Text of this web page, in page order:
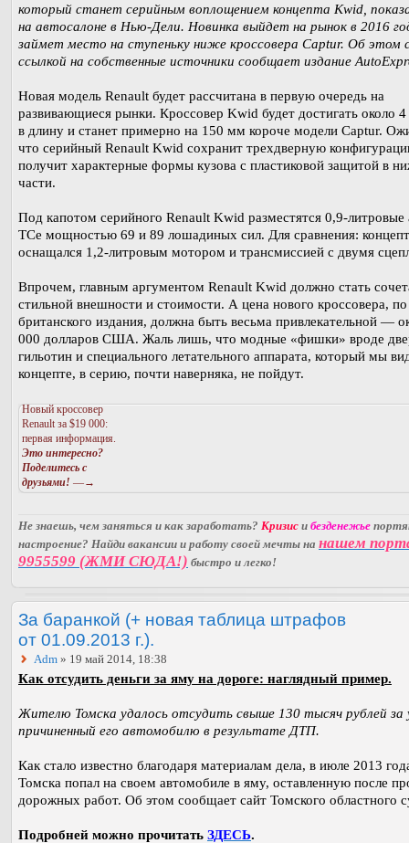
который станет серийным воплощением концепта Kwid,
на автосалоне в Нью-Дели. Новинка выйдет на рынок в 2016
займет место на ступеньку ниже кроссовера Captur. Об этом
ссылкой на собственные источники сообщает издание
Новая модель Renault будет рассчитана в первую очередь на
развивающиеся рынки. Кроссовер Kwid будет достигать около
в длину и станет примерно на 150 мм короче модели Captur.
что серийный Renault Kwid сохранит трехдверную
получит характерные формы кузова с пластиковой защитой в
части.
Под капотом серийного Renault Kwid разместятся 0,9-литровые
TCe мощностью 69 и 89 лошадиных сил. Для сравнения: концепт
оснащался 1,2-литровым мотором и трансмиссией с двумя
Впрочем, главным аргументом Renault Kwid должно стать
стильной внешности и стоимости. А цена нового кроссовера,
британского издания, должна быть весьма привлекательной —
000 долларов США. Жаль лишь, что модные «фишки» вроде
гильотин и специального летательного аппарата, который мы
концепте, в серию, почти наверняка, не пойдут.
Новый кроссовер
Renault за $19 000:
первая информация.
Это интересно?
Поделитесь с
друзьями! —→
Не знаешь, чем заняться и как заработать? Кризис и безденежье
настроение? Найди вакансии и работу своей мечты на нашем
9955599 (ЖМИ СЮДА!) быстро и легко!
За баранкой (+ новая таблица штрафов
от 01.09.2013 г.).
Adm » 19 май 2014, 18:38
Как отсудить деньги за яму на дороге: наглядный пример.
Жителю Томска удалось отсудить свыше 130 тысяч рублей за
причиненный его автомобилю в результате ДТП.
Как стало известно благодаря материалам дела, в июле 2013
Томска попал на своем автомобиле в яму, оставленную после
дорожных работ. Об этом сообщает сайт Томского областного
Подробней можно прочитать ЗДЕСЬ.